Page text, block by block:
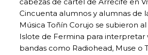
Cincuenta alumnos y alumnas de
Música Toñín Corujo se subieron
Islote de Fermina para interpretar
bandas como Radiohead, Muse o